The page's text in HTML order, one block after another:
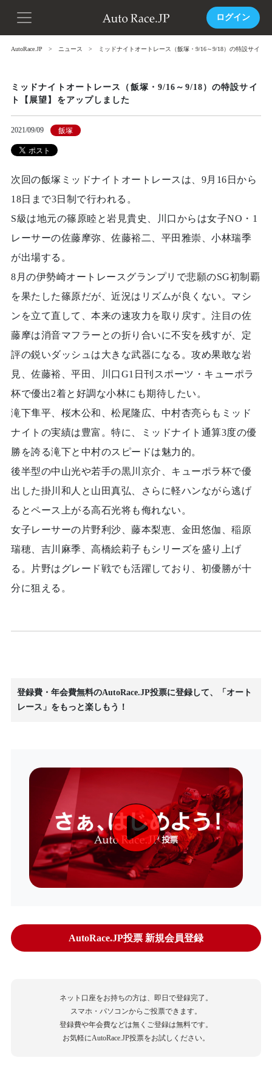
ログイン
AutoRace.JP ニュース ミッドナイトオートレース（飯塚・9/16～9/18）の特設サイト
ミッドナイトオートレース（飯塚・9/16～9/18）の特設サイ
ト【展望】をアップしました
2021/09/09 飯塚
次回の飯塚ミッドナイトオートレースは、9月16日から
18日まで3日制で行われる。
S級は地元の篠原睦と岩見貴史、川口からは女子NO・1
レーサーの佐藤摩弥、佐藤裕二、平田雅崇、小林瑞季
が出場する。
8月の伊勢崎オートレースグランプリで悲願のSG初制覇
を果たした篠原だが、近況はリズムが良くない。マシ
ンを立て直して、本来の速攻力を取り戻す。注目の佐
藤摩は消音マフラーとの折り合いに不安を残すが、定
評の鋭いダッシュは大きな武器になる。攻め果敢な岩
見、佐藤裕、平田、川口G1日刊スポーツ・キューポラ
杯で優出2着と好調な小林にも期待したい。
滝下隼平、桜木公和、松尾隆広、中村杏亮らもミッド
ナイトの実績は豊富。特に、ミッドナイト通算3度の優
勝を誇る滝下と中村のスピードは魅力的。
後半型の中山光や若手の黒川京介、キューポラ杯で優
出した掛川和人と山田真弘、さらに軽ハンながら逃げ
るとペース上がる高石光将も侮れない。
女子レーサーの片野利沙、藤本梨恵、金田悠伽、稲原
瑞穂、吉川麻季、高橋絵莉子もシリーズを盛り上げ
る。片野はグレード戦でも活躍しており、初優勝が十
分に狙える。
登録費・年会費無料のAutoRace.JP投票に登録して、「オート
レース」をもっと楽しもう！
AutoRace.JP投票 新規会員登録
ネット口座をお持ちの方は、即日で登録完了。
スマホ・パソコンからご投票できます。
登録費や年会費などは無くご登録は無料です。
お気軽にAutoRace.JP投票をお試しください。